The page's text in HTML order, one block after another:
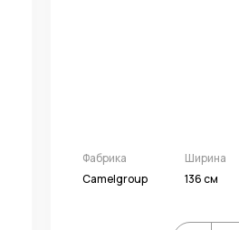
Фабрика
Camelgroup
Ширина
136 см